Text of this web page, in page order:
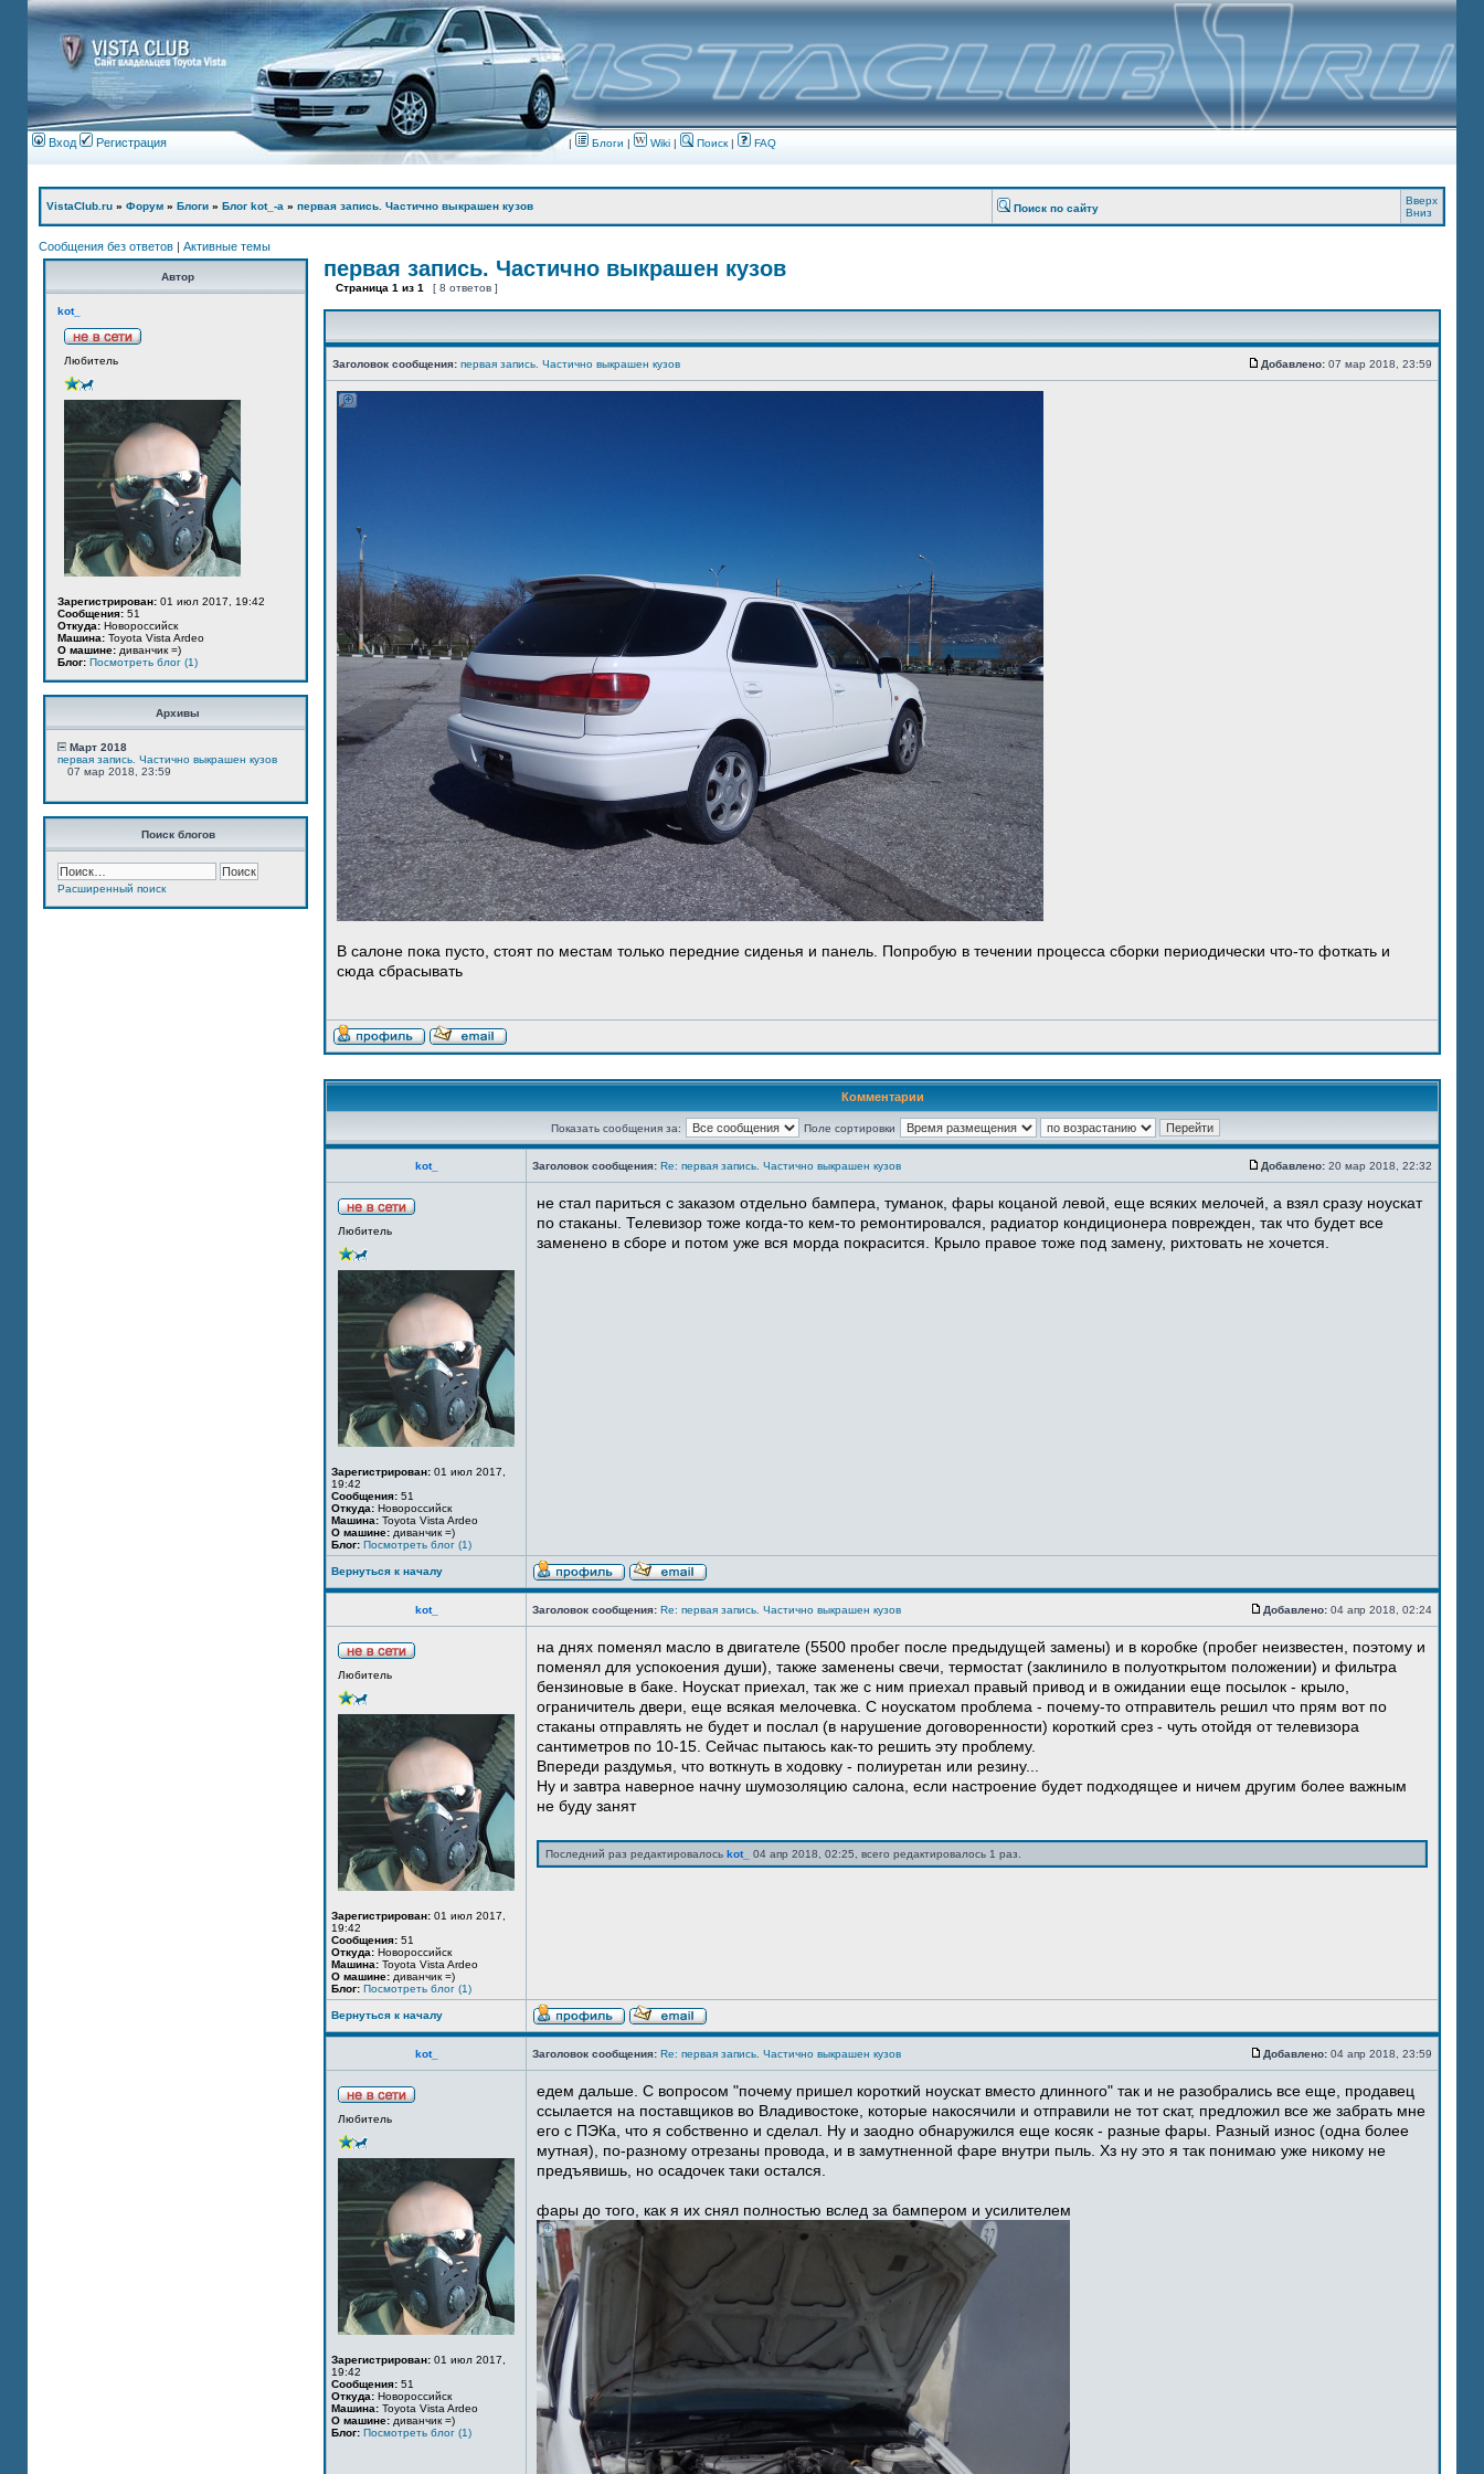
Вход Регистрация | Блоги | Wiki | Поиск| FAQ
VistaClub.ru » Форум » Блоги » Блог kot_-а » первая запись. Частично выкрашен кузов Поиск по сайту
Вверх
Вниз
Сообщения без ответов | Активные темы
Автор
kot_
Любитель
Зарегистрирован: 01 июл 2017, 19:42
Сообщения: 51
Откуда: Новороссийск
Машина: Toyota Vista Ardeo
О машине: диванчик =)
Блог: Посмотреть блог (1)
Архивы
Март 2018
первая запись. Частично выкрашен кузов
07 мар 2018, 23:59
Поиск блогов
Расширенный поиск
первая запись. Частично выкрашен кузов
Страница 1 из 1 [ 8 ответов ]
Заголовок сообщения: первая запись. Частично выкрашен кузов Добавлено: 07 мар 2018, 23:59
В салоне пока пусто, стоят по местам только передние сиденья и панель. Попробую в течении процесса сборки периодически что-то фоткать и
сюда сбрасывать
Комментарии
Показать сообщения за: Поле сортировки
kot_ Заголовок сообщения: Re: первая запись. Частично выкрашен кузов Добавлено: 20 мар 2018, 22:32
Любитель
Зарегистрирован: 01 июл 2017,
19:42
Сообщения: 51
Откуда: Новороссийск
Машина: Toyota Vista Ardeo
О машине: диванчик =)
Блог: Посмотреть блог (1)
не стал париться с заказом отдельно бампера, туманок, фары коцаной левой, еще всяких мелочей, а взял сразу ноускат
по стаканы. Телевизор тоже когда-то кем-то ремонтировался, радиатор кондиционера поврежден, так что будет все
заменено в сборе и потом уже вся морда покрасится. Крыло правое тоже под замену, рихтовать не хочется.
Вернуться к началу
kot_ Заголовок сообщения: Re: первая запись. Частично выкрашен кузов Добавлено: 04 апр 2018, 02:24
Любитель
Зарегистрирован: 01 июл 2017,
19:42
Сообщения: 51
Откуда: Новороссийск
Машина: Toyota Vista Ardeo
О машине: диванчик =)
Блог: Посмотреть блог (1)
на днях поменял масло в двигателе (5500 пробег после предыдущей замены) и в коробке (пробег неизвестен, поэтому и
поменял для успокоения души), также заменены свечи, термостат (заклинило в полуоткрытом положении) и фильтра
бензиновые в баке. Ноускат приехал, так же с ним приехал правый привод и в ожидании еще посылок - крыло,
ограничитель двери, еще всякая мелочевка. С ноускатом проблема - почему-то отправитель решил что прям вот по
стаканы отправлять не будет и послал (в нарушение договоренности) короткий срез - чуть отойдя от телевизора
сантиметров по 10-15. Сейчас пытаюсь как-то решить эту проблему.
Впереди раздумья, что воткнуть в ходовку - полиуретан или резину...
Ну и завтра наверное начну шумозоляцию салона, если настроение будет подходящее и ничем другим более важным
не буду занят
Последний раз редактировалось kot_ 04 апр 2018, 02:25, всего редактировалось 1 раз.
Вернуться к началу
kot_ Заголовок сообщения: Re: первая запись. Частично выкрашен кузов Добавлено: 04 апр 2018, 23:59
Любитель
Зарегистрирован: 01 июл 2017,
19:42
Сообщения: 51
Откуда: Новороссийск
Машина: Toyota Vista Ardeo
О машине: диванчик =)
Блог: Посмотреть блог (1)
едем дальше. С вопросом "почему пришел короткий ноускат вместо длинного" так и не разобрались все еще, продавец
ссылается на поставщиков во Владивостоке, которые накосячили и отправили не тот скат, предложил все же забрать мне
его с ПЭКа, что я собственно и сделал. Ну и заодно обнаружился еще косяк - разные фары. Разный износ (одна более
мутная), по-разному отрезаны провода, и в замутненной фаре внутри пыль. Хз ну это я так понимаю уже никому не
предъявишь, но осадочек таки остался.
фары до того, как я их снял полностью вслед за бампером и усилителем